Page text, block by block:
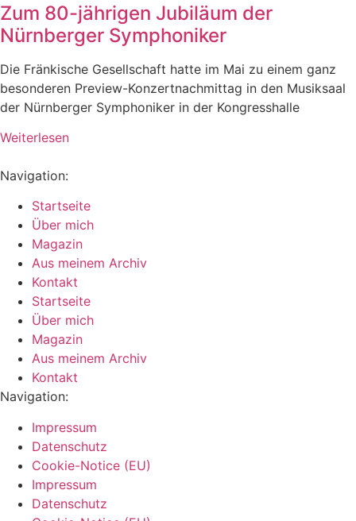
Zum 80-jährigen Jubiläum der
Nürnberger Symphoniker
Die Fränkische Gesellschaft hatte im Mai zu einem ganz
besonderen Preview-Konzertnachmittag in den Musiksaal
der Nürnberger Symphoniker in der Kongresshalle
Weiterlesen
Navigation:
Startseite
Über mich
Magazin
Aus meinem Archiv
Kontakt
Startseite
Über mich
Magazin
Aus meinem Archiv
Kontakt
Navigation:
Impressum
Datenschutz
Cookie-Notice (EU)
Impressum
Datenschutz